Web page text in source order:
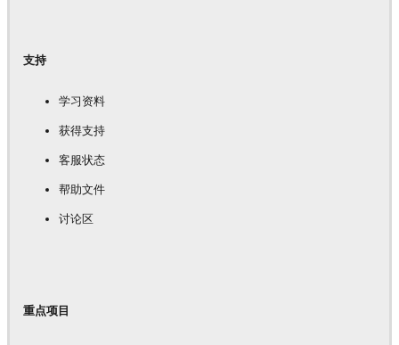
支持
学习资料
获得支持
客服状态
帮助文件
讨论区
重点项目